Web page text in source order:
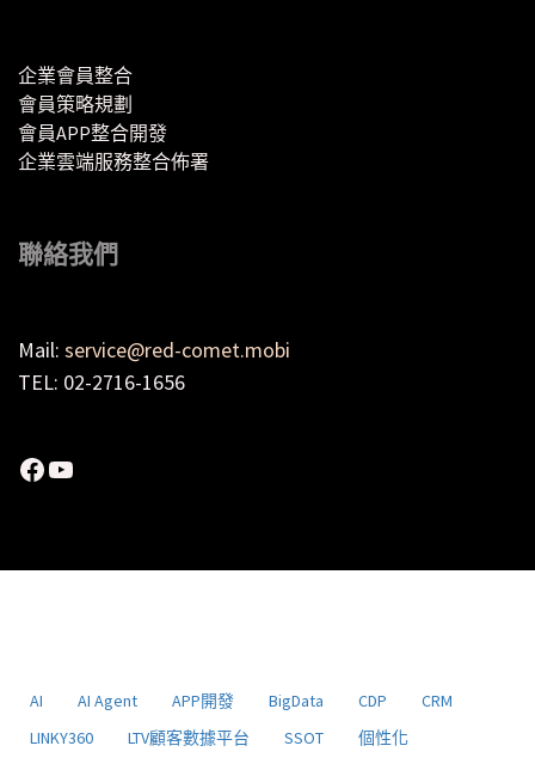
企業會員整合
會員策略規劃
會員APP整合開發
企業雲端服務整合佈署
聯絡我們
Mail: service@red-comet.mobi
TEL: 02-2716-1656
Facebook
YouTube
AI AI Agent APP開發 BigData CDP
CRM
LINKY360
LTV顧客數據平台 SSOT 個性化